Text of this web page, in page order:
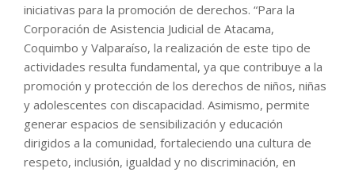
iniciativas para la promoción de derechos. “Para la
Corporación de Asistencia Judicial de Atacama,
Coquimbo y Valparaíso, la realización de este tipo de
actividades resulta fundamental, ya que contribuye a la
promoción y protección de los derechos de niños, niñas
y adolescentes con discapacidad. Asimismo, permite
generar espacios de sensibilización y educación
dirigidos a la comunidad, fortaleciendo una cultura de
respeto, inclusión, igualdad y no discriminación, en